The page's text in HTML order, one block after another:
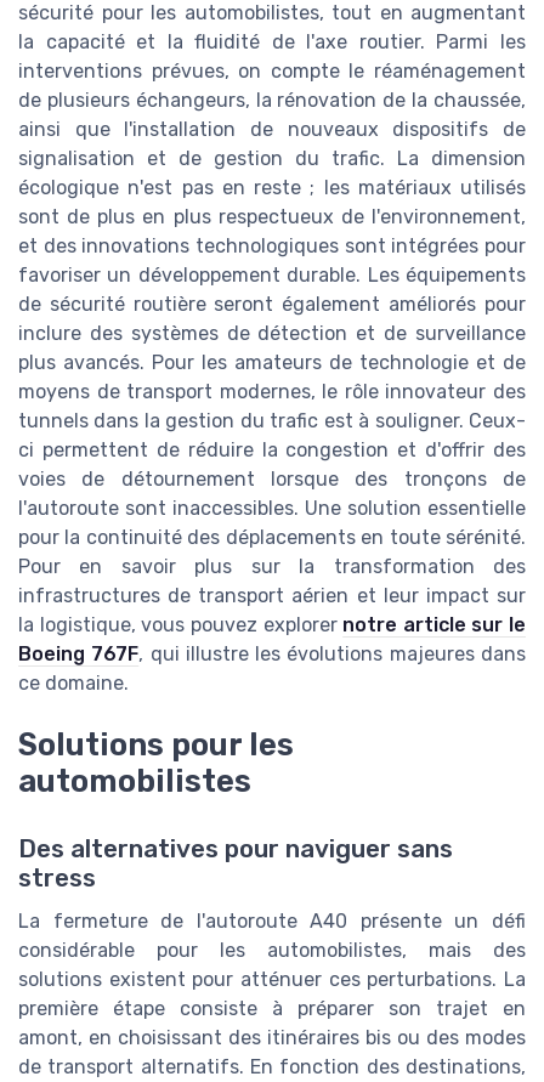
sécurité pour les automobilistes, tout en augmentant
la capacité et la fluidité de l'axe routier. Parmi les
interventions prévues, on compte le réaménagement
de plusieurs échangeurs, la rénovation de la chaussée,
ainsi que l'installation de nouveaux dispositifs de
signalisation et de gestion du trafic. La dimension
écologique n'est pas en reste ; les matériaux utilisés
sont de plus en plus respectueux de l'environnement,
et des innovations technologiques sont intégrées pour
favoriser un développement durable. Les équipements
de sécurité routière seront également améliorés pour
inclure des systèmes de détection et de surveillance
plus avancés. Pour les amateurs de technologie et de
moyens de transport modernes, le rôle innovateur des
tunnels dans la gestion du trafic est à souligner. Ceux-
ci permettent de réduire la congestion et d'offrir des
voies de détournement lorsque des tronçons de
l'autoroute sont inaccessibles. Une solution essentielle
pour la continuité des déplacements en toute sérénité.
Pour en savoir plus sur la transformation des
infrastructures de transport aérien et leur impact sur
la logistique, vous pouvez explorer notre article sur le
Boeing 767F, qui illustre les évolutions majeures dans
ce domaine.
Solutions pour les
automobilistes
Des alternatives pour naviguer sans
stress
La fermeture de l'autoroute A40 présente un défi
considérable pour les automobilistes, mais des
solutions existent pour atténuer ces perturbations. La
première étape consiste à préparer son trajet en
amont, en choisissant des itinéraires bis ou des modes
de transport alternatifs. En fonction des destinations,